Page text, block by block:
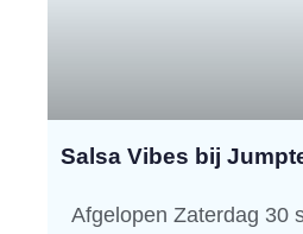
Salsa Vibes bij
Afgelopen Zaterdag 30